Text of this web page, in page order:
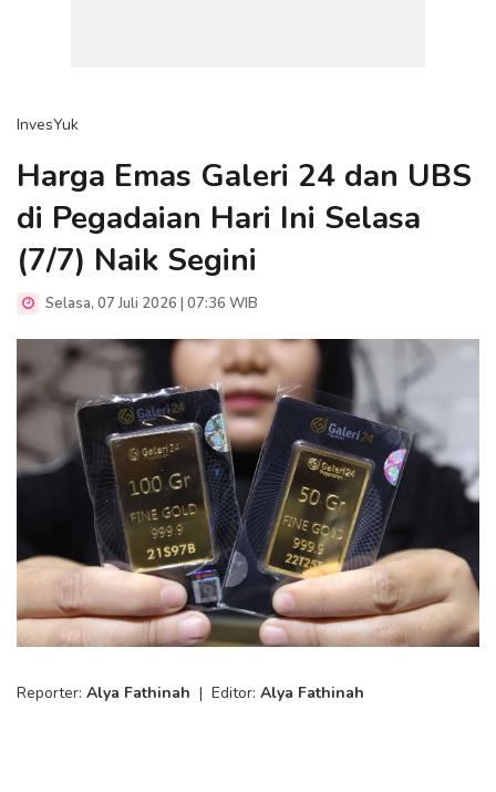
InvesYuk
Harga Emas Galeri 24 dan UBS
di Pegadaian Hari Ini Selasa
(7/7) Naik Segini
Selasa, 07 Juli 2026 | 07:36 WIB
Reporter: Alya Fathinah | Editor: Alya Fathinah